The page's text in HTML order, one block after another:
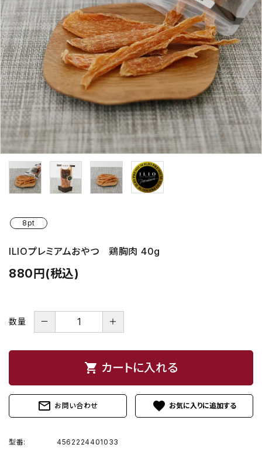
配送・送料について
支払い方法について
特定商取引法に基づく表記
プライバシーポリシー
お問い合わせ
ACCOUNT MENU
ようこそ ゲスト 様
8pt
ILIOプレミアムおやつ 鶏胸肉 40g
880円(税込)
数量 － ＋
shopping_cart カートに入れる
mail_outline お問い合わせ favorite
型番: 4562224401033